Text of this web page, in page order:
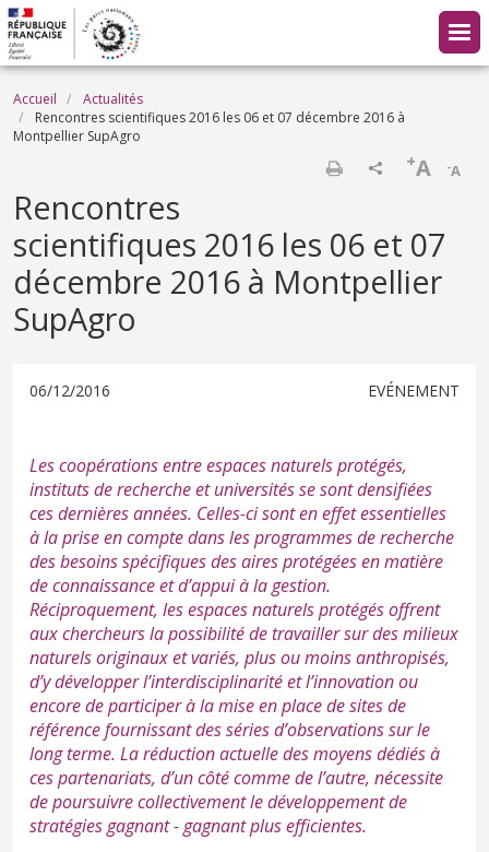
Aller au contenu principal
Fil d'Ariane
Accueil
Actualités
Rencontres scientifiques 2016 les 06 et 07 décembre 2016 à
Montpellier SupAgro
-A
+A
Rencontres
scientifiques 2016 les 06 et 07
décembre 2016 à Montpellier
SupAgro
06/12/2016 EVÉNEMENT
Les coopérations entre espaces naturels protégés,
instituts de recherche et universités se sont densifiées
ces dernières années. Celles-ci sont en effet essentielles
à la prise en compte dans les programmes de recherche
des besoins spécifiques des aires protégées en matière
de connaissance et d’appui à la gestion.
Réciproquement, les espaces naturels protégés offrent
aux chercheurs la possibilité de travailler sur des milieux
naturels originaux et variés, plus ou moins anthropisés,
d’y développer l’interdisciplinarité et l’innovation ou
encore de participer à la mise en place de sites de
référence fournissant des séries d’observations sur le
long terme. La réduction actuelle des moyens dédiés à
ces partenariats, d’un côté comme de l’autre, nécessite
de poursuivre collectivement le développement de
stratégies gagnant - gagnant plus efficientes.